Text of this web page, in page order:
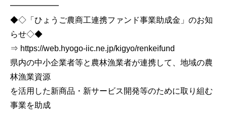
━━━━━━
◆◇「ひょうご農商工連携ファンド事業助成金」のお知
らせ◇◆
⇒ https://web.hyogo-iic.ne.jp/kigyo/renkeifund
県内の中小企業者等と農林漁業者が連携して、地域の農
林漁業資源
を活用した新商品・新サービス開発等のために取り組む
事業を助成